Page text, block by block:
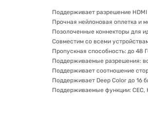
Поддерживает разрешение HDMI
Прочная нейлоновая оплетка и
Позолоченные коннекторы для
Совместим со всеми
Пропускная способность: до 48
Поддерживаемые разрешения:
Поддерживает соотношение
Поддерживает Deep Color до 16
Поддерживаемые функции: CEC,